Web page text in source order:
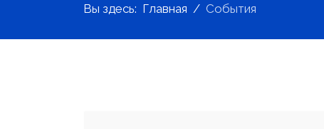
Вы здесь: Главная События